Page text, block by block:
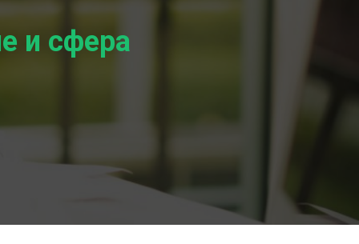
и сфера